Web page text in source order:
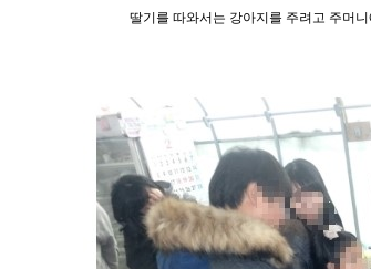
딸기를 따와서는 강아지를 주려고 주머